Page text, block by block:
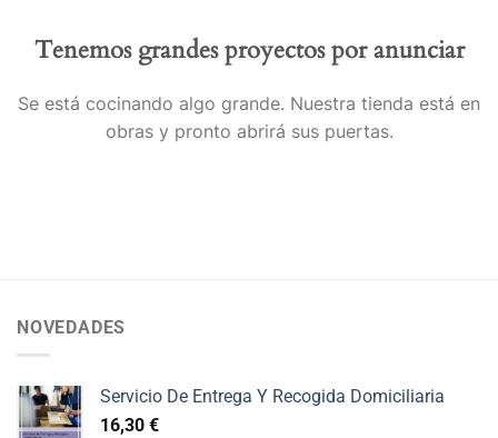
Tenemos grandes proyectos por anunciar
Se está cocinando algo grande. Nuestra tienda está en
obras y pronto abrirá sus puertas.
NOVEDADES
Servicio De Entrega Y Recogida Domiciliaria
16,30 €